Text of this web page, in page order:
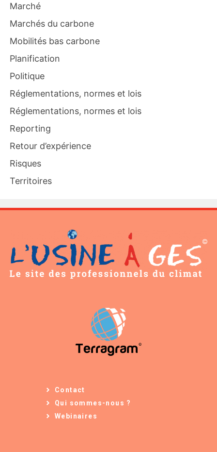
Marché
Marchés du carbone
Mobilités bas carbone
Planification
Politique
Réglementations, normes et lois
Réglementations, normes et lois
Reporting
Retour d’expérience
Risques
Territoires
Contact
Qui sommes-nous ?
Webinaires